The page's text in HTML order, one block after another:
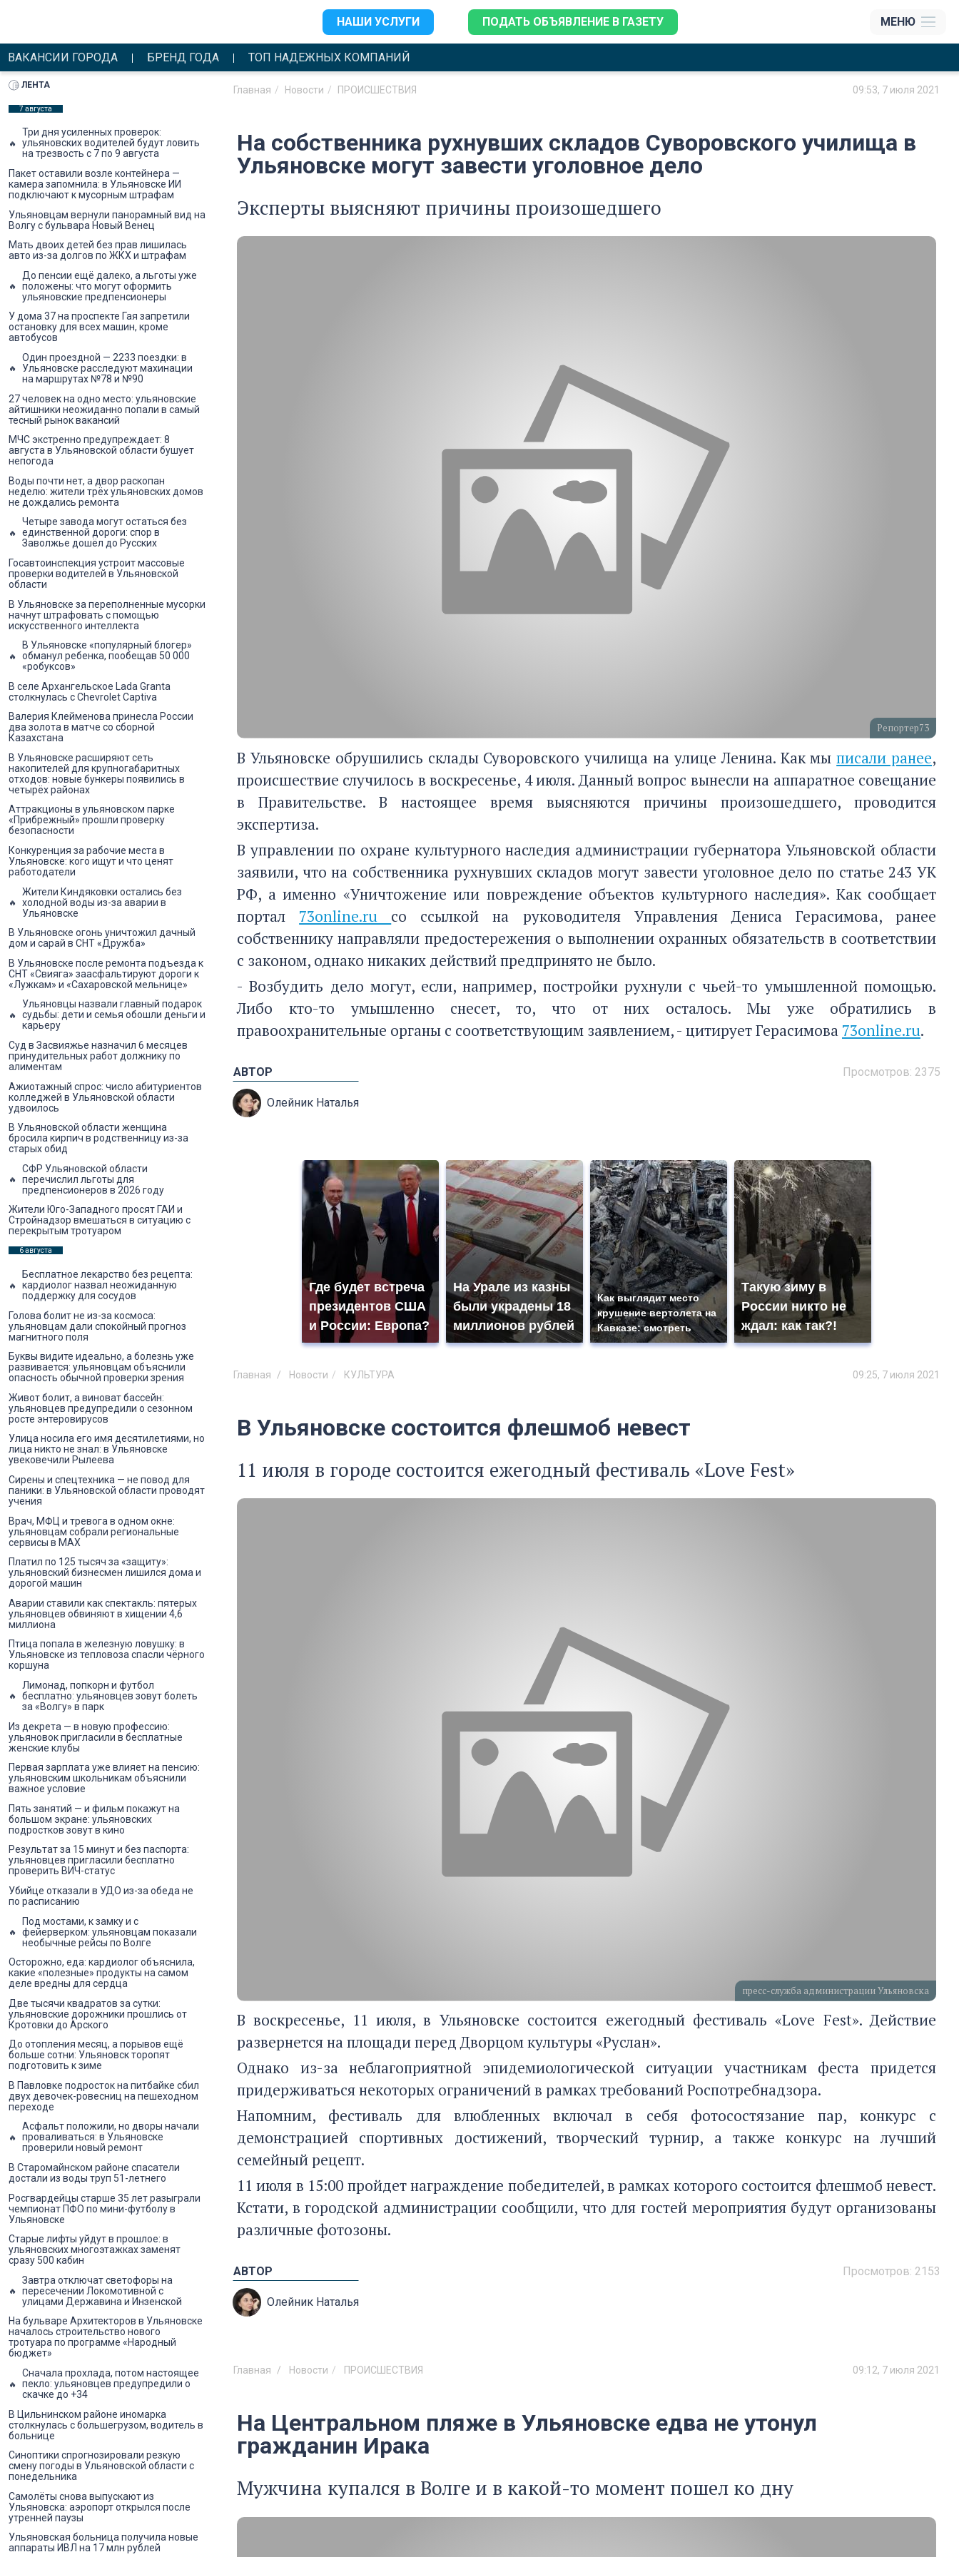
НАШИ УСЛУГИ ПОДАТЬ ОБЪЯВЛЕНИЕ В ГАЗЕТУ МЕНЮ
ВАКАНСИИ ГОРОДА БРЕНД ГОДА ТОП НАДЕЖНЫХ КОМПАНИЙ
Главная Новости ПРОИСШЕСТВИЯ 09:53, 7 июля 2021
На собственника рухнувших складов Суворовского училища в
Ульяновске могут завести уголовное дело
Эксперты выясняют причины произошедшего
Репортер73
В Ульяновске обрушились склады Суворовского училища на улице Ленина. Как мыписали ранее,
происшествие случилось в воскресенье, 4 июля. Данный вопрос вынесли на аппаратное совещание
в Правительстве. В настоящее время выясняются причины произошедшего, проводится
экспертиза.
В управлении по охране культурного наследия администрации губернатора Ульяновской области
заявили, что на собственника рухнувших складов могут завести уголовное дело по статье 243 УК
РФ, а именно «Уничтожение или повреждение объектов культурного наследия». Как сообщает
портал 73online.ru со ссылкой на руководителя Управления Дениса Герасимова, ранее
собственнику направляли предостережения о выполнении охранных обязательств в соответствии
с законом, однако никаких действий предпринято не было.
- Возбудить дело могут, если, например, постройки рухнули с чьей-то умышленной помощью.
Либо кто-то умышленно снесет, то, что от них осталось. Мы уже обратились в
правоохранительные органы с соответствующим заявлением, - цитирует Герасимова 73online.ru.
Просмотров: 2375
АВТОР
Олейник Наталья
Где будет встреча
президентов США
и России: Европа?
На Урале из казны
были украдены 18
миллионов рублей
Как выглядит место
крушение вертолета на
Кавказе: смотреть
Такую зиму в
России никто не
ждал: как так?!
Главная Новости КУЛЬТУРА 09:25, 7 июля 2021
В Ульяновске состоится флешмоб невест
11 июля в городе состоится ежегодный фестиваль «Love Fest»
пресс-служба администрации Ульяновска
В воскресенье, 11 июля, в Ульяновске состоится ежегодный фестиваль «Love Fest». Действие
развернется на площади перед Дворцом культуры «Руслан».
Однако из-за неблагоприятной эпидемиологической ситуации участникам феста придется
придерживаться некоторых ограничений в рамках требований Роспотребнадзора.
Напомним, фестиваль для влюбленных включал в себя фотосостязание пар, конкурс с
демонстрацией спортивных достижений, творческий турнир, а также конкурс на лучший
семейный рецепт.
11 июля в 15:00 пройдет награждение победителей, в рамках которого состоится флешмоб невест.
Кстати, в городской администрации сообщили, что для гостей мероприятия будут организованы
различные фотозоны.
Просмотров: 2153
АВТОР
Олейник Наталья
Главная Новости ПРОИСШЕСТВИЯ 09:12, 7 июля 2021
На Центральном пляже в Ульяновске едва не утонул
гражданин Ирака
Мужчина купался в Волге и в какой-то момент пошел ко дну
ЛЕНТА
7 августа
Три дня усиленных проверок:
ульяновских водителей будут ловить
на трезвость с 7 по 9 августа
Пакет оставили возле контейнера —
камера запомнила: в Ульяновске ИИ
подключают к мусорным штрафам
Ульяновцам вернули панорамный вид на
Волгу с бульвара Новый Венец
Мать двоих детей без прав лишилась
авто из-за долгов по ЖКХ и штрафам
До пенсии ещё далеко, а льготы уже
положены: что могут оформить
ульяновские предпенсионеры
У дома 37 на проспекте Гая запретили
остановку для всех машин, кроме
автобусов
Один проездной — 2233 поездки: в
Ульяновске расследуют махинации
на маршрутах №78 и №90
27 человек на одно место: ульяновские
айтишники неожиданно попали в самый
тесный рынок вакансий
МЧС экстренно предупреждает: 8
августа в Ульяновской области бушует
непогода
Воды почти нет, а двор раскопан
неделю: жители трёх ульяновских домов
не дождались ремонта
Четыре завода могут остаться без
единственной дороги: спор в
Заволжье дошёл до Русских
Госавтоинспекция устроит массовые
проверки водителей в Ульяновской
области
В Ульяновске за переполненные мусорки
начнут штрафовать с помощью
искусственного интеллекта
В Ульяновске «популярный блогер»
обманул ребенка, пообещав 50 000
«робуксов»
В селе Архангельское Lada Granta
столкнулась с Chevrolet Captiva
Валерия Клейменова принесла России
два золота в матче со сборной
Казахстана
В Ульяновске расширяют сеть
накопителей для крупногабаритных
отходов: новые бункеры появились в
четырёх районах
Аттракционы в ульяновском парке
«Прибрежный» прошли проверку
безопасности
Конкуренция за рабочие места в
Ульяновске: кого ищут и что ценят
работодатели
Жители Киндяковки остались без
холодной воды из-за аварии в
Ульяновске
В Ульяновске огонь уничтожил дачный
дом и сарай в СНТ «Дружба»
В Ульяновске после ремонта подъезда к
СНТ «Свияга» заасфальтируют дороги к
«Лужкам» и «Сахаровской мельнице»
Ульяновцы назвали главный подарок
судьбы: дети и семья обошли деньги и
карьеру
Суд в Засвияжье назначил 6 месяцев
принудительных работ должнику по
алиментам
Ажиотажный спрос: число абитуриентов
колледжей в Ульяновской области
удвоилось
В Ульяновской области женщина
бросила кирпич в родственницу из-за
старых обид
СФР Ульяновской области
перечислил льготы для
предпенсионеров в 2026 году
Жители Юго-Западного просят ГАИ и
Стройнадзор вмешаться в ситуацию с
перекрытым тротуаром
6 августа
Бесплатное лекарство без рецепта:
кардиолог назвал неожиданную
поддержку для сосудов
Голова болит не из-за космоса:
ульяновцам дали спокойный прогноз
магнитного поля
Буквы видите идеально, а болезнь уже
развивается: ульяновцам объяснили
опасность обычной проверки зрения
Живот болит, а виноват бассейн:
ульяновцев предупредили о сезонном
росте энтеровирусов
Улица носила его имя десятилетиями, но
лица никто не знал: в Ульяновске
увековечили Рылеева
Сирены и спецтехника — не повод для
паники: в Ульяновской области проводят
учения
Врач, МФЦ и тревога в одном окне:
ульяновцам собрали региональные
сервисы в MAX
Платил по 125 тысяч за «защиту»:
ульяновский бизнесмен лишился дома и
дорогой машин
Аварии ставили как спектакль: пятерых
ульяновцев обвиняют в хищении 4,6
миллиона
Птица попала в железную ловушку: в
Ульяновске из тепловоза спасли чёрного
коршуна
Лимонад, попкорн и футбол
бесплатно: ульяновцев зовут болеть
за «Волгу» в парк
Из декрета — в новую профессию:
ульяновок пригласили в бесплатные
женские клубы
Первая зарплата уже влияет на пенсию:
ульяновским школьникам объяснили
важное условие
Пять занятий — и фильм покажут на
большом экране: ульяновских
подростков зовут в кино
Результат за 15 минут и без паспорта:
ульяновцев пригласили бесплатно
проверить ВИЧ-статус
Убийце отказали в УДО из-за обеда не
по расписанию
Под мостами, к замку и с
фейерверком: ульяновцам показали
необычные рейсы по Волге
Осторожно, еда: кардиолог объяснила,
какие «полезные» продукты на самом
деле вредны для сердца
Две тысячи квадратов за сутки:
ульяновские дорожники прошлись от
Кротовки до Арского
До отопления месяц, а порывов ещё
больше сотни: Ульяновск торопят
подготовить к зиме
В Павловке подросток на питбайке сбил
двух девочек-ровесниц на пешеходном
переходе
Асфальт положили, но дворы начали
проваливаться: в Ульяновске
проверили новый ремонт
В Старомайнском районе спасатели
достали из воды труп 51-летнего
Росгвардейцы старше 35 лет разыграли
чемпионат ПФО по мини-футболу в
Ульяновске
Старые лифты уйдут в прошлое: в
ульяновских многоэтажках заменят
сразу 500 кабин
Завтра отключат светофоры на
пересечении Локомотивной с
улицами Державина и Инзенской
На бульваре Архитекторов в Ульяновске
началось строительство нового
тротуара по программе «Народный
бюджет»
Сначала прохлада, потом настоящее
пекло: ульяновцев предупредили о
скачке до +34
В Цильнинском районе иномарка
столкнулась с большегрузом, водитель в
больнице
Синоптики спрогнозировали резкую
смену погоды в Ульяновской области с
понедельника
Самолёты снова выпускают из
Ульяновска: аэропорт открылся после
утренней паузы
Ульяновская больница получила новые
аппараты ИВЛ на 17 млн рублей